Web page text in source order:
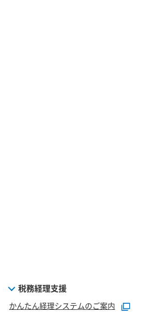
税務経理支援
かんたん経理システムのご案内